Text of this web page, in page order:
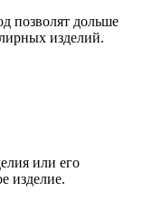
позволят дольше
изделий.
или его
изделие.